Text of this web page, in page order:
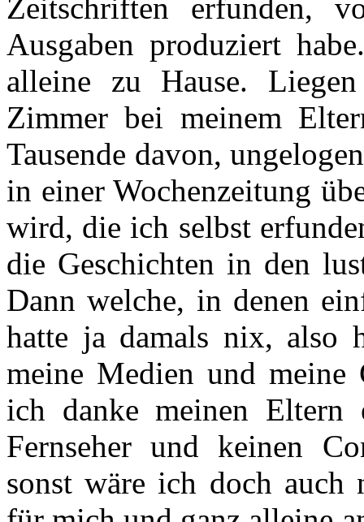
Zeitschriften erfunden,
Ausgaben produziert
alleine zu Hause.
Zimmer bei meinem
Tausende davon,
in einer Wochenzeitung
wird, die ich selbst
die Geschichten in den
Dann welche, in denen
hatte ja damals nix, also
meine Medien und meine
ich danke meinen Eltern
Fernseher und keinen
sonst wäre ich doch auch